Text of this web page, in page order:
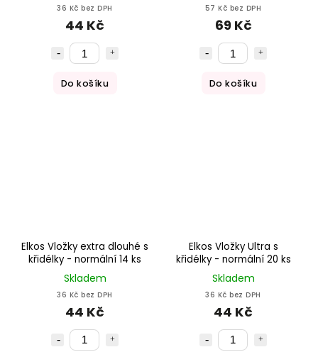
36 Kč bez DPH
44 Kč
Do košíku
57 Kč bez DPH
69 Kč
Do košíku
Elkos Vložky extra dlouhé s
křidélky - normální 14 ks
Skladem
36 Kč bez DPH
44 Kč
Elkos Vložky Ultra s
křidélky - normální 20 ks
Skladem
36 Kč bez DPH
44 Kč